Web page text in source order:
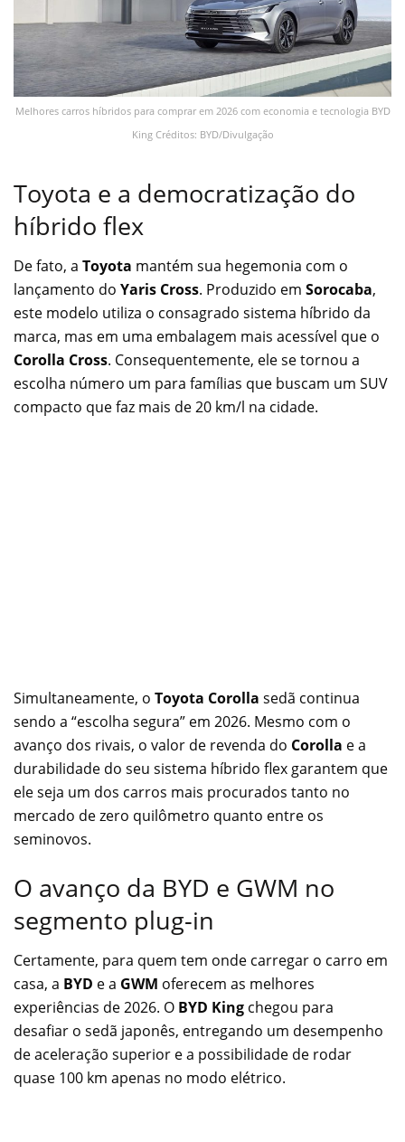
Melhores carros híbridos para comprar em 2026 com economia e tecnologia BYD
King Créditos: BYD/Divulgação
Toyota e a democratização do
híbrido flex
De fato, a Toyota mantém sua hegemonia com o
lançamento do Yaris Cross. Produzido em Sorocaba,
este modelo utiliza o consagrado sistema híbrido da
marca, mas em uma embalagem mais acessível que o
Corolla Cross. Consequentemente, ele se tornou a
escolha número um para famílias que buscam um SUV
compacto que faz mais de 20 km/l na cidade.
Simultaneamente, o Toyota Corolla sedã continua
sendo a “escolha segura” em 2026. Mesmo com o
avanço dos rivais, o valor de revenda do Corolla e a
durabilidade do seu sistema híbrido flex garantem que
ele seja um dos carros mais procurados tanto no
mercado de zero quilômetro quanto entre os
seminovos.
O avanço da BYD e GWM no
segmento plug-in
Certamente, para quem tem onde carregar o carro em
casa, a BYD e a GWM oferecem as melhores
experiências de 2026. O BYD King chegou para
desafiar o sedã japonês, entregando um desempenho
de aceleração superior e a possibilidade de rodar
quase 100 km apenas no modo elétrico.